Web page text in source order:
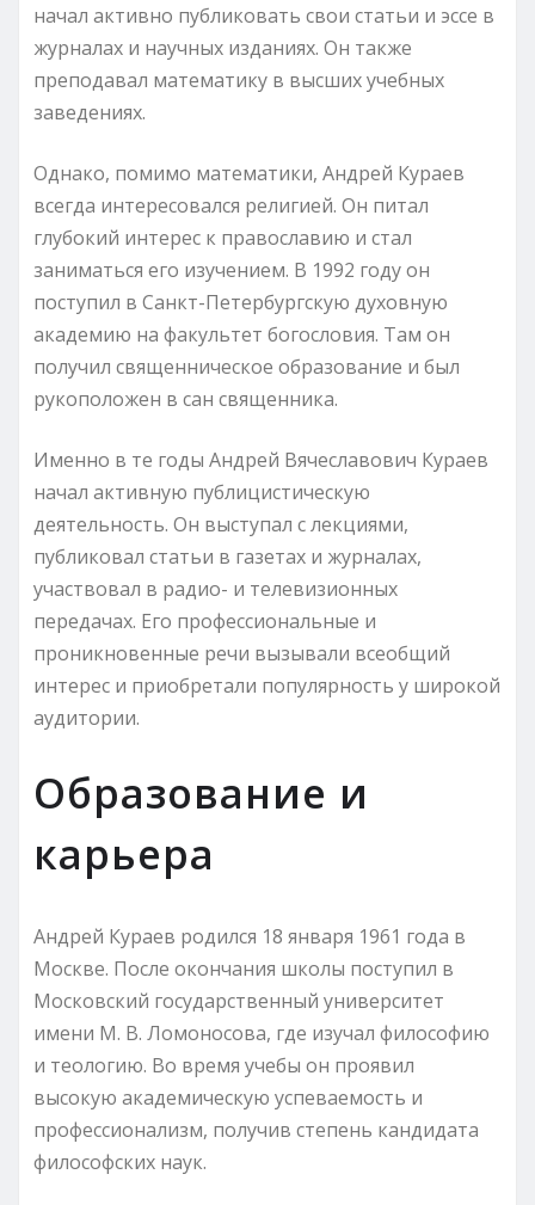
начал активно публиковать свои статьи и эссе в
журналах и научных изданиях. Он также
преподавал математику в высших учебных
заведениях.
Однако, помимо математики, Андрей Кураев
всегда интересовался религией. Он питал
глубокий интерес к православию и стал
заниматься его изучением. В 1992 году он
поступил в Санкт-Петербургскую духовную
академию на факультет богословия. Там он
получил священническое образование и был
рукоположен в сан священника.
Именно в те годы Андрей Вячеславович Кураев
начал активную публицистическую
деятельность. Он выступал с лекциями,
публиковал статьи в газетах и журналах,
участвовал в радио- и телевизионных
передачах. Его профессиональные и
проникновенные речи вызывали всеобщий
интерес и приобретали популярность у широкой
аудитории.
Образование и
карьера
Андрей Кураев родился 18 января 1961 года в
Москве. После окончания школы поступил в
Московский государственный университет
имени М. В. Ломоносова, где изучал философию
и теологию. Во время учебы он проявил
высокую академическую успеваемость и
профессионализм, получив степень кандидата
философских наук.